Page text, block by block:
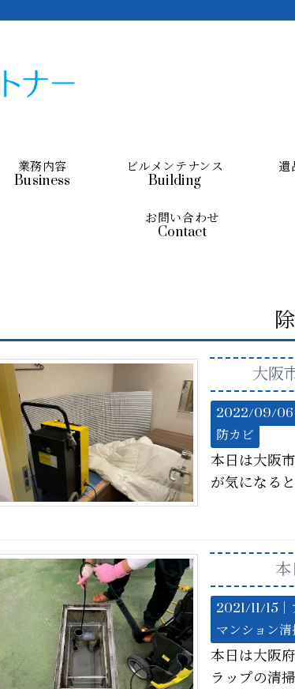
業務内容
Business
ビルメンテナンス
Building
遺
お問い合わせ
Contact
大阪
2022/09/06
防カビ
本日は大阪
が気になる
2021/11/15｜
マンション清
本日は大阪
ラップの清